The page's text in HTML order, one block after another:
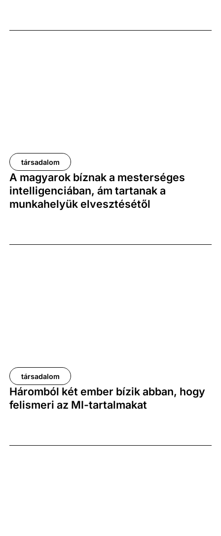
társadalom
A magyarok bíznak a mesterséges
intelligenciában, ám tartanak a
munkahelyük elvesztésétől
társadalom
Háromból két ember bízik abban, hogy
felismeri az MI-tartalmakat